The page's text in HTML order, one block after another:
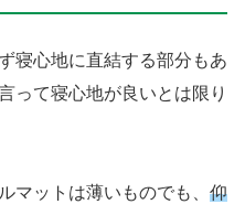
寝心地に直結する部分もあ
って寝心地が良いとは限り
マットは薄いものでも、 仰